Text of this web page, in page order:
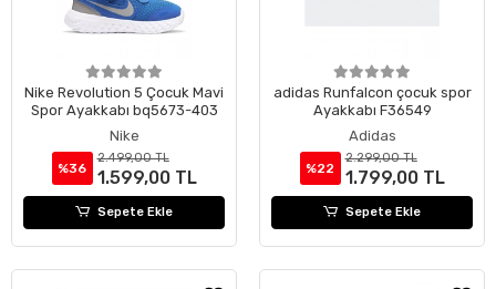
Nike Revolution 5 Çocuk Mavi
Spor Ayakkabı bq5673-403
Nike
%36
2.499,00 TL
1.599,00 TL
Sepete Ekle
adidas Runfalcon çocuk spor
Ayakkabı F36549
Adidas
%22
2.299,00 TL
1.799,00 TL
Sepete Ekle